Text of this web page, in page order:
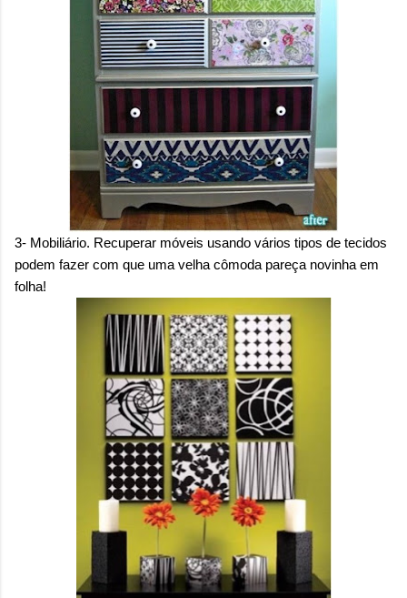
3- Mobiliário. Recuperar móveis usando vários tipos de tecidos
podem fazer com que uma velha cômoda pareça novinha em
folha!